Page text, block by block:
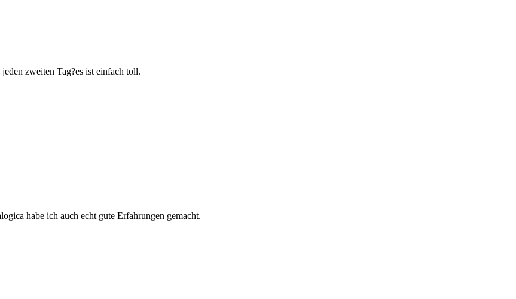
zweiten Tag?es ist einfach toll.
habe ich auch echt gute Erfahrungen gemacht.